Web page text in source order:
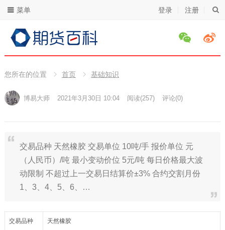
登录 注册
菜单
您所在的位置 首页 基础知识
博易大师 2021年3月30日 10:04 阅读(257) 评论(0)
交易品种 天然橡胶 交易单位 10吨/手 报价单位 元
（人民币）/吨 最小变动价位 5元/吨 每日价格最大波
动限制 不超过上一交易日结算价±3% 合约交割月份
1、3、4、5、6、…
交易品种 天然橡胶